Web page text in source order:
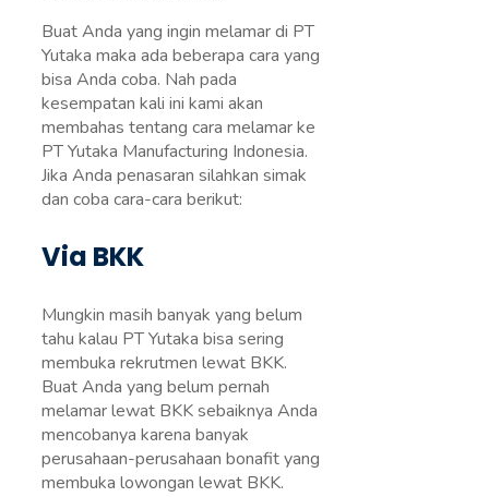
Buat Anda yang ingin melamar di PT
Yutaka maka ada beberapa cara yang
bisa Anda coba. Nah pada
kesempatan kali ini kami akan
membahas tentang cara melamar ke
PT Yutaka Manufacturing Indonesia.
Jika Anda penasaran silahkan simak
dan coba cara-cara berikut:
Via BKK
Mungkin masih banyak yang belum
tahu kalau PT Yutaka bisa sering
membuka rekrutmen lewat BKK.
Buat Anda yang belum pernah
melamar lewat BKK sebaiknya Anda
mencobanya karena banyak
perusahaan-perusahaan bonafit yang
membuka lowongan lewat BKK.